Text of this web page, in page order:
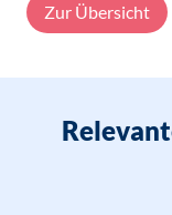
Zur Übersicht